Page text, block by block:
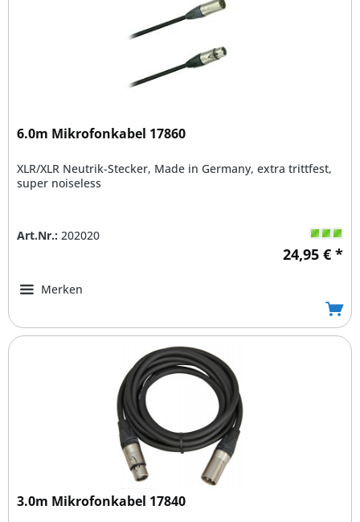
6.0m Mikrofonkabel 17860
XLR/XLR Neutrik-Stecker, Made in Germany, extra trittfest,
super noiseless
Art.Nr.: 202020
24,95 € *
Merken
3.0m Mikrofonkabel 17840